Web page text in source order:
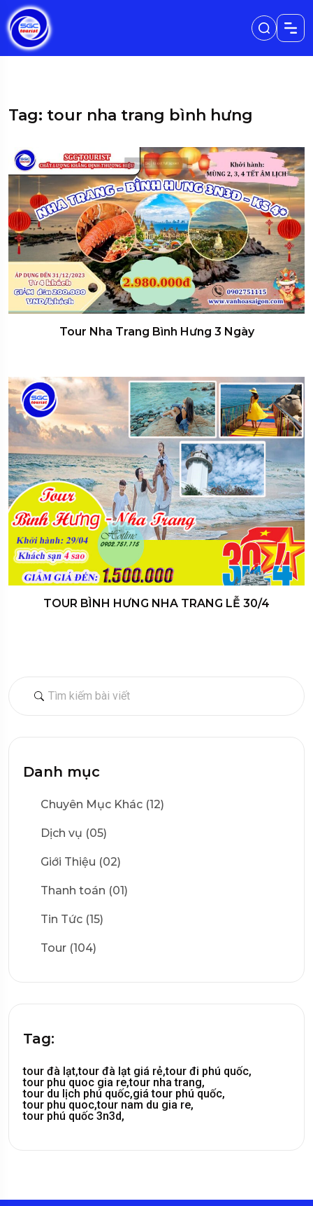
Danh mục
Chuyên Mục Khác (12)
Dịch vụ (05)
Giới Thiệu (02)
Thanh toán (01)
Tin Tức (15)
Tour (104)
Tag:
tour đà lạt,tour đà lạt giá rẻ,tour đi phú quốc,
tour phu quoc gia re,tour nha trang,
tour du lịch phú quốc,giá tour phú quốc,
tour phu quoc,tour nam du gia re,
tour phú quốc 3n3d,
Tag: tour nha trang bình hưng
Tour Nha Trang Bình Hưng 3 Ngày
TOUR BÌNH HƯNG NHA TRANG LỄ 30/4